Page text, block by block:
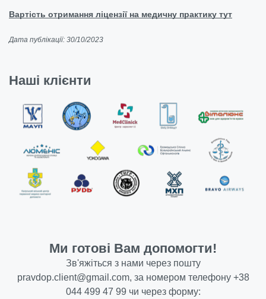
Вартість отримання ліцензії на медичну практику тут
Дата публікації: 30/10/2023
Наші клієнти
Ми готові Вам допомогти!
Зв'яжіться з нами через пошту
pravdop.client@gmail.com, за номером телефону +38
044 499 47 99 чи через форму: